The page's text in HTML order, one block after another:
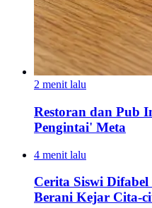
2 menit lalu
Restoran dan Pub
Pengintai' Meta
4 menit lalu
Cerita Siswi
Berani Kejar Cita-